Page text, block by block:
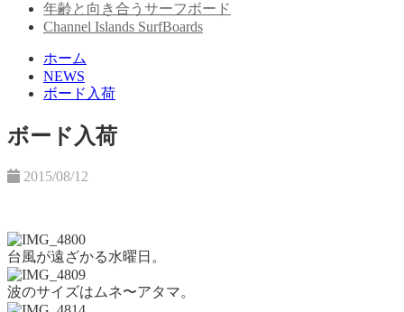
年齢と向き合うサーフボード
Channel Islands SurfBoards
ホーム
NEWS
ボード入荷
ボード入荷
2015/08/12
台風が遠ざかる水曜日。
波のサイズはムネ〜アタマ。